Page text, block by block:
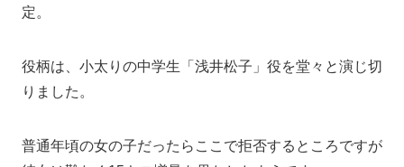
定。
役柄は、小太りの中学生「浅井松子」役を堂々と演じ切
りました。
普通年頃の女の子だったらここで拒否するところですが